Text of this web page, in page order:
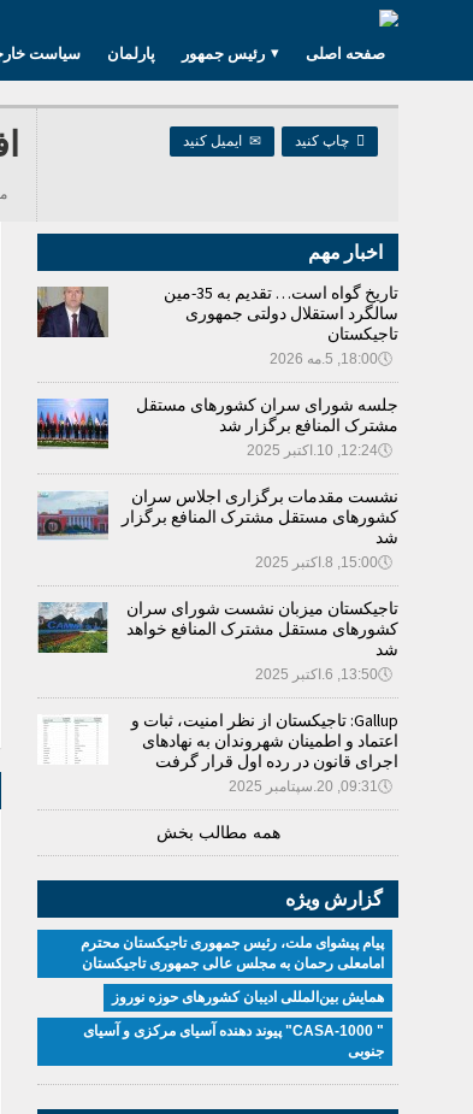
سیاست پارلمان رئیس جمهور صفحه اصلی
 چاپ کنید ✉ ایمیل کنید
مارس
اخبار مهم
تاریخ گواه است… تقدیم به 35-مین
سالگرد استقلال دولتی جمهوری
تاجیکستان
🕔18:00, 5.مه 2026
جلسه شورای سران کشورهای مستقل
مشترک المنافع برگزار شد
🕔12:24, 10.اکتبر 2025
نشست مقدمات برگزاری اجلاس سران
کشورهای مستقل مشترک المنافع برگزار
شد
🕔15:00, 8.اکتبر 2025
تاجیکستان میزبان نشست شورای سران
کشورهای مستقل مشترک المنافع خواهد
شد
🕔13:50, 6.اکتبر 2025
Gallup: تاجیکستان از نظر امنیت، ثبات و
اعتماد و اطمینان شهروندان به نهادهای
اجرای قانون در رده اول قرار گرفت
🕔09:31, 20.سپتامبر 2025
همه مطالب بخش
گزارش ویژه
پیام پیشوای ملت، رئیس جمهوری تاجیکستان محترم
امامعلی رحمان به مجلس عالی جمهوری تاجیکستان
همایش بین‌المللی ادیبان کشور‌های حوزه نوروز
" CASA-1000" پیوند دهنده آسیای مرکزی و آسیای
جنوبی